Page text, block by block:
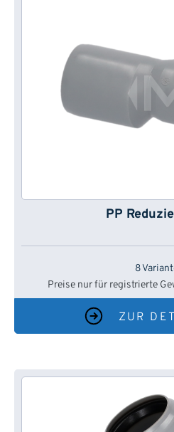
PP
8
Preise nur für registrierte
ZUR